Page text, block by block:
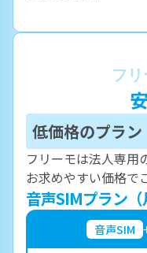
フリ
低価格のプラン
フリーモは法人専用
お求めやすい価格で
音声SIMプラン（
音声SIM